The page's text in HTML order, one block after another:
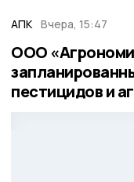
АПК Вчера, 15:47
ООО
пестицидов и